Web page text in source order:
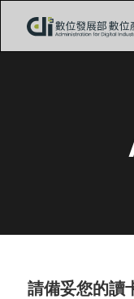
請備妥您的讀